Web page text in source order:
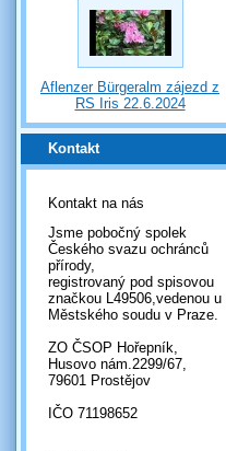
Aflenzer Bürgeralm zájezd z
RS Iris 22.6.2024
Kontakt
Kontakt na nás
Jsme pobočný spolek
Českého svazu ochránců
přírody,
registrovaný pod spisovou
značkou L49506,vedenou u
Městského soudu v Praze.
ZO ČSOP Hořepník,
Husovo nám.2299/67,
79601 Prostějov
IČO 71198652